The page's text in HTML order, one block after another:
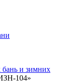
и зимних
104»